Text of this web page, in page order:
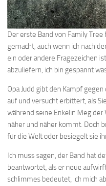
Der erste Band von Family
gemacht, auch wenn ich nach
ein oder andere Fragezeichen
abzuliefern, ich bin gespannt
Opa Judd gibt den Kampf
auf und versucht erbittert, als
während seine Enkelin Meg
näher und näher kommt. Doch
für die Welt oder besiegelt sie
Ich muss sagen, der Band hat
beantwortet, als er neue
schlimmes bedeutet, ich mich